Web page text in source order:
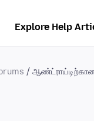
Explore Help